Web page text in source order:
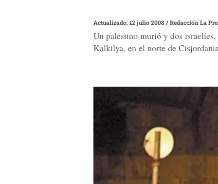
Actualizado: 12 julio 2008/Redacción La
Un palestino murió y dos
Kalkilya, en el norte de